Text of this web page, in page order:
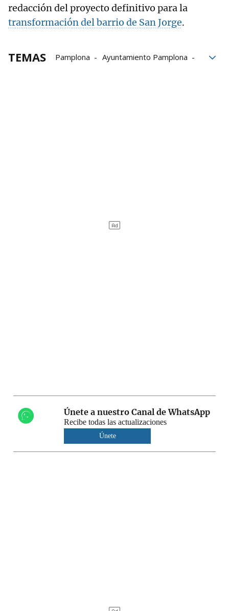
redacción del proyecto definitivo para la
transformación del barrio de San Jorge.
TEMAS Pamplona
Ayuntamiento Pamplona
Únete a nuestro Canal de WhatsApp
Recibe todas las actualizaciones
Únete